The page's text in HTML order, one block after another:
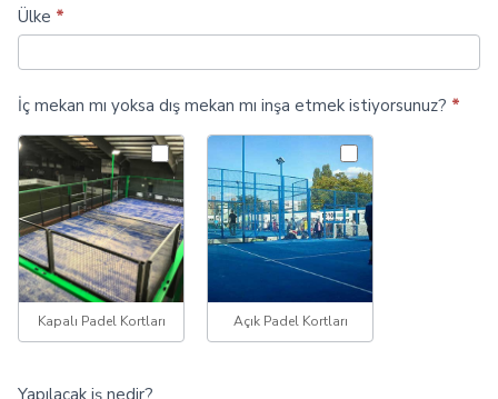
Ülke *
İç mekan mı yoksa dış mekan mı inşa etmek istiyorsunuz? *
Kapalı Padel Kortları Açık Padel Kortları